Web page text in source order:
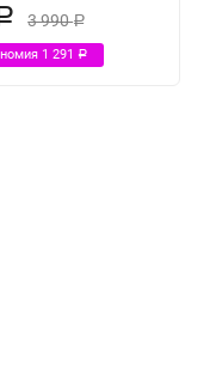
3 990Р
1 291Р